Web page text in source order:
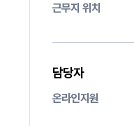
근무지 위치
담당자
온라인지원